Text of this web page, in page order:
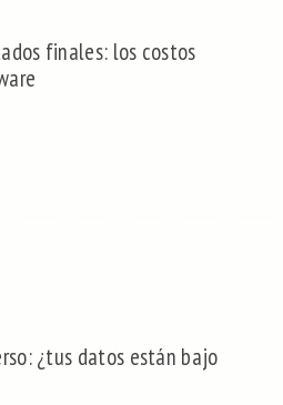
finales: los costos
¿tus datos están bajo